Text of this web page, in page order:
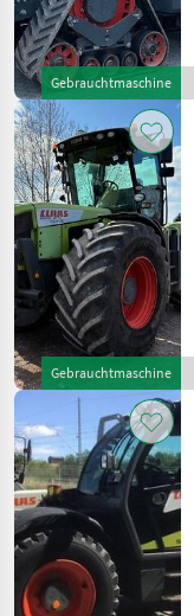
Gebrauchtmaschine
Gebrauchtmaschine